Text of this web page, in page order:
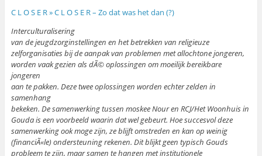
C L O S E R » C L O S E R – Zo dat was het dan (?)
Interculturalisering
van de jeugdzorginstellingen en het betrekken van religieuze
zelforganisaties bij de aanpak van problemen met allochtone jongeren,
worden vaak gezien als dÃ© oplossingen om moeilijk bereikbare
jongeren
aan te pakken. Deze twee oplossingen worden echter zelden in
samenhang
bekeken. De samenwerking tussen moskee Nour en RCJ/Het Woonhuis in
Gouda is een voorbeeld waarin dat wel gebeurt. Hoe succesvol deze
samenwerking ook moge zijn, ze blijft omstreden en kan op weinig
(financiÃ«le) ondersteuning rekenen. Dit blijkt geen typisch Gouds
probleem te zijn, maar samen te hangen met institutionele